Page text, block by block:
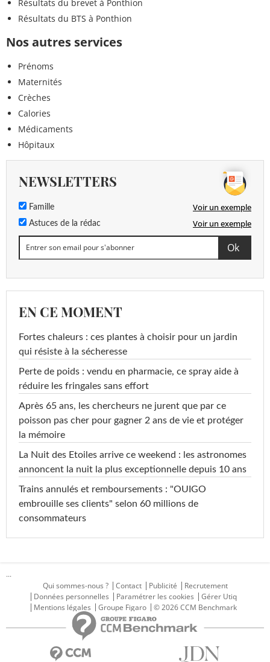
Résultats du brevet à Ponthion
Résultats du BTS à Ponthion
Nos autres services
Prénoms
Maternités
Crèches
Calories
Médicaments
Hôpitaux
NEWSLETTERS
Famille Voir un exemple
Astuces de la rédac Voir un exemple
EN CE MOMENT
Fortes chaleurs : ces plantes à choisir pour un jardin
qui résiste à la sécheresse
Perte de poids : vendu en pharmacie, ce spray aide à
réduire les fringales sans effort
Après 65 ans, les chercheurs ne jurent que par ce
poisson pas cher pour gagner 2 ans de vie et protéger
la mémoire
La Nuit des Etoiles arrive ce weekend : les astronomes
annoncent la nuit la plus exceptionnelle depuis 10 ans
Trains annulés et remboursements : "OUIGO
embrouille ses clients" selon 60 millions de
consommateurs
...
Qui sommes-nous ?
Contact Publicité
Recrutement
Données personnelles
Paramétrer les cookies
Gérer Utiq
Mentions légales
Groupe Figaro © 2026 CCM Benchmark